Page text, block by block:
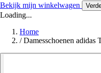
Bekijk mijn winkelwagen
Loading...
Home
/ Damesschoenen adidas